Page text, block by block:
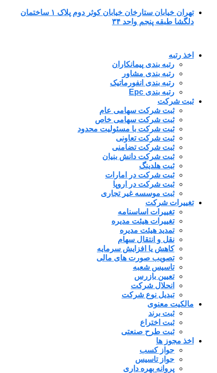
پرش
تهران خیابان ستارخان خیابان کوثر دوم پلاک ۱ ساختمان
دلگشا طبقه پنجم واحد ۳۴
اخذ رتبه
رتبه بندی پیمانکاران
رتبه بندی مشاور
رتبه بندی انفورماتیک
رتبه بندی Epc
ثبت شرکت
ثبت شرکت سهامی عام
ثبت شرکت سهامی خاص
ثبت شرکت با مسئولیت محدود
ثبت شرکت تعاونی
ثبت شرکت تضامنی
ثبت شرکت دانش بنیان
ثبت هلدینگ
ثبت شرکت در امارات
ثبت شرکت در اروپا
ثبت موسسه غیر تجاری
تغییرات شرکت
تغییرات اساسنامه
تغییرات هیئت مدیره
تمدید هیئت مدیره
نقل و انتقال سهام
کاهش یا افزایش سرمایه
تصویب صورت های مالی
تاسیس شعبه
تعیین بازرس
انحلال شرکت
تبدیل نوع شرکت
مالکیت معنوی
ثبت برند
ثبت اختراع
ثبت طرح صنعتی
اخذ مجوز ها
جواز کسب
جواز تاسیس
پروانه بهره داری